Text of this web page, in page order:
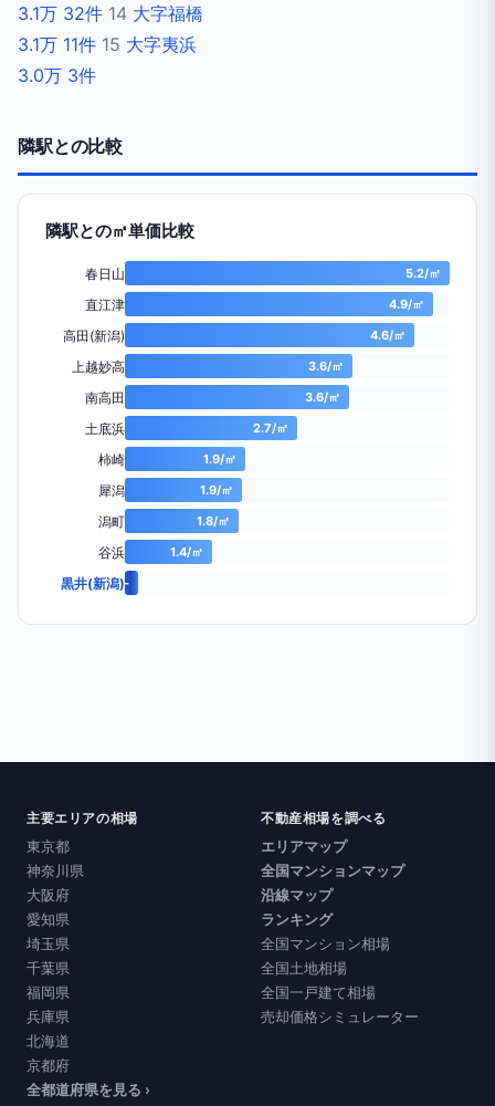
3.1万 32件 14 大字福橋
3.1万 11件 15 大字夷浜
3.0万 3件
隣駅との比較
隣駅との㎡単価比較
春日山 5.2/㎡
直江津 4.9/㎡
高田(新潟) 4.6/㎡
上越妙高 3.6/㎡
南高田 3.6/㎡
土底浜 2.7/㎡
柿崎 1.9/㎡
犀潟 1.9/㎡
潟町 1.8/㎡
谷浜 1.4/㎡
黒井(新潟)-
主要エリアの相場
東京都
神奈川県
大阪府
愛知県
埼玉県
千葉県
福岡県
兵庫県
北海道
京都府
全都道府県を見る ›
不動産相場を調べる
エリアマップ
全国マンションマップ
沿線マップ
ランキング
全国マンション相場
全国土地相場
全国一戸建て相場
売却価格シミュレーター